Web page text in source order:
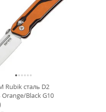
Rubik сталь D2
Orange/Black G10